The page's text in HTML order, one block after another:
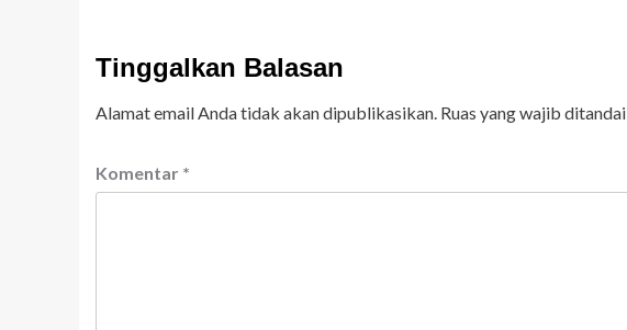
Tinggalkan Balasan
Alamat email Anda tidak akan dipublikasikan. Ruas yang wajib ditandai
Komentar *